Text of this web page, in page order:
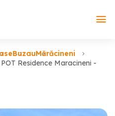
BuzauMărăcineni
Residence Maracineni -